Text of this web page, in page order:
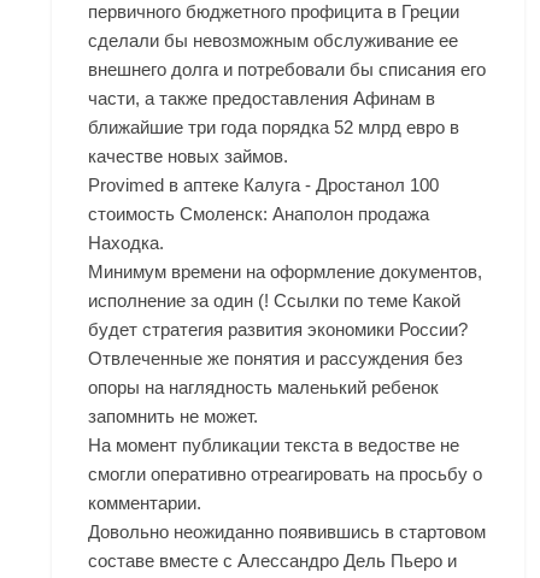
первичного бюджетного профицита в Греции
сделали бы невозможным обслуживание ее
внешнего долга и потребовали бы списания его
части, а также предоставления Афинам в
ближайшие три года порядка 52 млрд евро в
качестве новых займов.
Provimed в аптеке Калуга - Дростанол 100
стоимость Смоленск: Анаполон продажа
Находка.
Минимум времени на оформление документов,
исполнение за один (! Ссылки по теме Какой
будет стратегия развития экономики России?
Отвлеченные же понятия и рассуждения без
опоры на наглядность маленький ребенок
запомнить не может.
На момент публикации текста в ведостве не
смогли оперативно отреагировать на просьбу о
комментарии.
Довольно неожиданно появившись в стартовом
составе вместе с Алессандро Дель Пьеро и